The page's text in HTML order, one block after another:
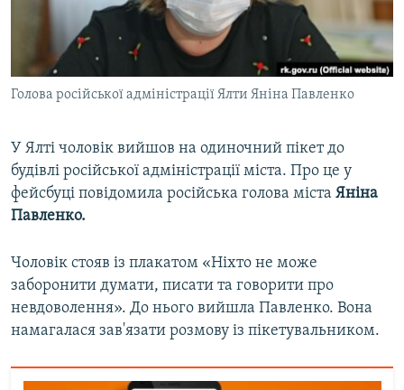
УКРАЇНСЬКА ПРОБЛЕМА КРИМУ
ІНФОГРАФІКА
ДОЛУЧАЙСЯ!
Голова російської адміністрації Ялти Яніна Павленко
У Ялті чоловік вийшов на одиночний пікет до
будівлі російської адміністрації міста. Про це у
фейсбуці повідомила російська голова міста Яніна
Павленко.
Чоловік стояв із плакатом «Ніхто не може
заборонити думати, писати та говорити про
невдоволення». До нього вийшла Павленко. Вона
намагалася зав'язати розмову із пікетувальником.